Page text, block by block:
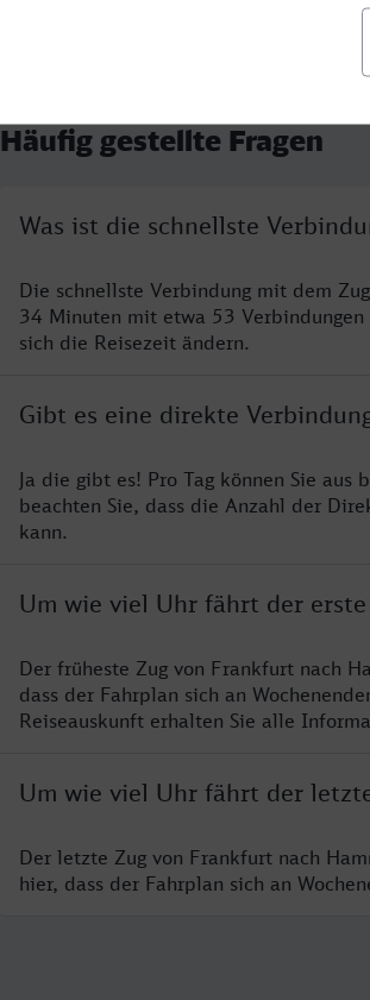
Häufig gestellte Fragen
Was ist die schnellste
Die schnellste Verbindung mit dem
34 Minuten mit etwa 53 Verbindungen
sich die Reisezeit ändern.
Gibt es eine direkte
Ja die gibt es! Pro Tag können Sie
beachten Sie, dass die Anzahl der
kann.
Um wie viel Uhr fährt der
Der früheste Zug von Frankfurt nach
dass der Fahrplan sich an
Reiseauskunft erhalten Sie alle
Um wie viel Uhr fährt der
Der letzte Zug von Frankfurt nach
hier, dass der Fahrplan sich an